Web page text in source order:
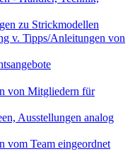
zu Strickmodellen
v. Tipps/Anleitungen von
von Mitgliedern für
Ausstellungen analog
Team eingeordnet